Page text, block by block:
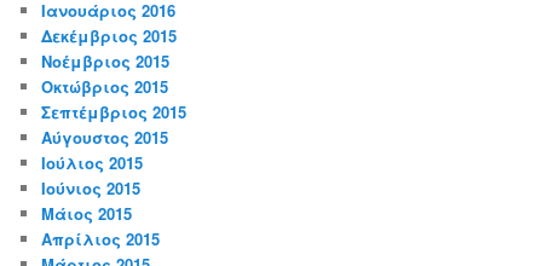
Ιανουάριος 2016
Δεκέμβριος 2015
Νοέμβριος 2015
Οκτώβριος 2015
Σεπτέμβριος 2015
Αύγουστος 2015
Ιούλιος 2015
Ιούνιος 2015
Μάιος 2015
Απρίλιος 2015